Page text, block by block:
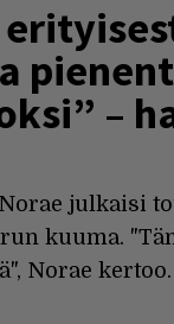
–
julkaisi
kuuma.
Norae kertoo.